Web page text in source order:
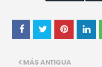
MÁS ANTIGUA